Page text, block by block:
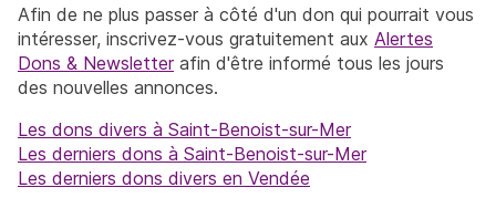
Afin de ne plus passer à côté d'un don qui pourrait vous
intéresser, inscrivez-vous gratuitement aux Alertes
Dons & Newsletterafin d'être informé tous les jours
des nouvelles annonces.
Les dons divers à Saint-Benoist-sur-Mer
Les derniers dons à Saint-Benoist-sur-Mer
Les derniers dons divers en Vendée